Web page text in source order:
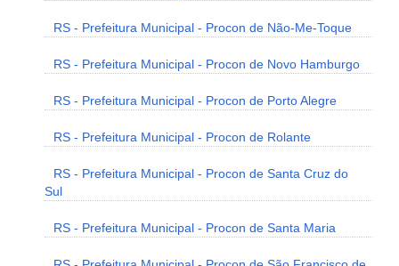
RS - Prefeitura Municipal - Procon de Não-Me-Toque
RS - Prefeitura Municipal - Procon de Novo Hamburgo
RS - Prefeitura Municipal - Procon de Porto Alegre
RS - Prefeitura Municipal - Procon de Rolante
RS - Prefeitura Municipal - Procon de Santa Cruz do
Sul
RS - Prefeitura Municipal - Procon de Santa Maria